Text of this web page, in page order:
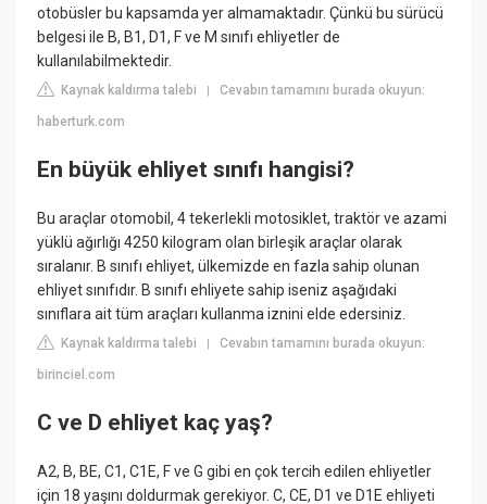
otobüsler bu kapsamda yer almamaktadır. Çünkü bu sürücü
belgesi ile B, B1, D1, F ve M sınıfı ehliyetler de
kullanılabilmektedir.
Kaynak kaldırma talebi |Cevabın tamamını burada okuyun:
haberturk.com
En büyük ehliyet sınıfı hangisi?
Bu araçlar otomobil, 4 tekerlekli motosiklet, traktör ve azami
yüklü ağırlığı 4250 kilogram olan birleşik araçlar olarak
sıralanır. B sınıfı ehliyet, ülkemizde en fazla sahip olunan
ehliyet sınıfıdır. B sınıfı ehliyete sahip iseniz aşağıdaki
sınıflara ait tüm araçları kullanma iznini elde edersiniz.
Kaynak kaldırma talebi |Cevabın tamamını burada okuyun:
birinciel.com
C ve D ehliyet kaç yaş?
A2, B, BE, C1, C1E, F ve G gibi en çok tercih edilen ehliyetler
için 18 yaşını doldurmak gerekiyor. C, CE, D1 ve D1E ehliyeti